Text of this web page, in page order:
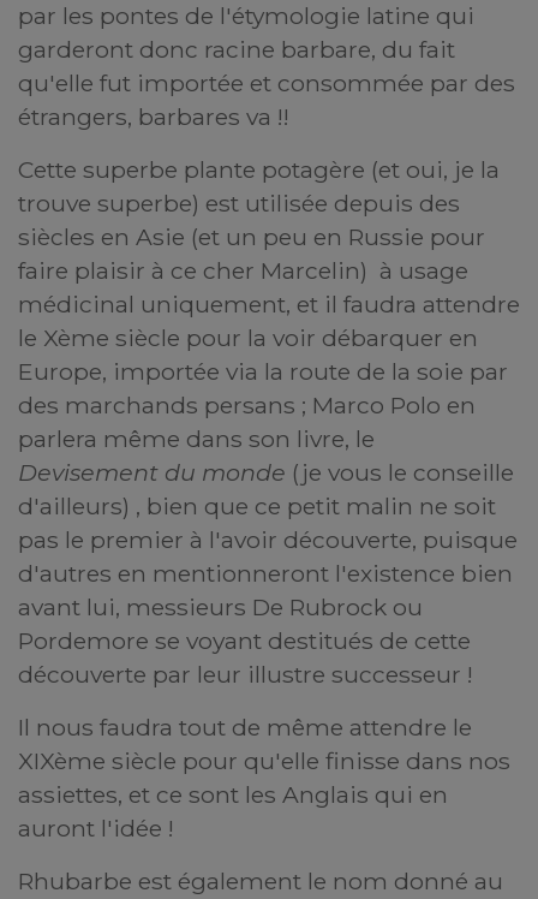
par les pontes de l'étymologie latine qui
garderont donc racine barbare, du fait
qu'elle fut importée et consommée par des
étrangers, barbares va !!
Cette superbe plante potagère (et oui, je la
trouve superbe) est utilisée depuis des
siècles en Asie (et un peu en Russie pour
faire plaisir à ce cher Marcelin) à usage
médicinal uniquement, et il faudra attendre
le Xème siècle pour la voir débarquer en
Europe, importée via la route de la soie par
des marchands persans ; Marco Polo en
parlera même dans son livre, le
Devisement du monde (je vous le conseille
d'ailleurs) , bien que ce petit malin ne soit
pas le premier à l'avoir découverte, puisque
d'autres en mentionneront l'existence bien
avant lui, messieurs De Rubrock ou
Pordemore se voyant destitués de cette
découverte par leur illustre successeur !
Il nous faudra tout de même attendre le
XIXème siècle pour qu'elle finisse dans nos
assiettes, et ce sont les Anglais qui en
auront l'idée !
Rhubarbe est également le nom donné au